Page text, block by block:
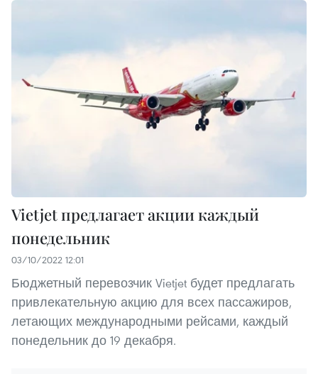
Vietjet предлагает акции каждый
понедельник
03/10/2022 12:01
Бюджетный перевозчик Vietjet будет предлагать
привлекательную акцию для всех пассажиров,
летающих международными рейсами, каждый
понедельник до 19 декабря.